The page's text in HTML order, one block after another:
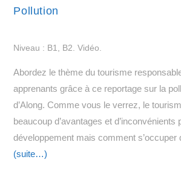
Pollution
Niveau : B1, B2. Vidéo.
Abordez le thème du tourisme
apprenants grâce à ce reportage sur la
d’Along. Comme vous le verrez, le
beaucoup d’avantages et d’inconvénients
développement mais comment s’occuper
(suite…)